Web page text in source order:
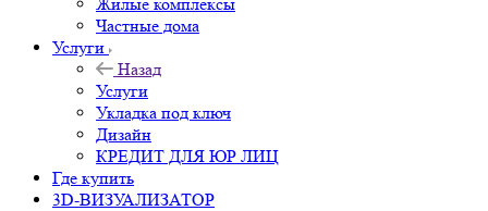
Частные дома
Услуги
Назад
Услуги
Укладка под ключ
Дизайн
КРЕДИТ ДЛЯ ЮР ЛИЦ
Где купить
3D-ВИЗУАЛИЗАТОР